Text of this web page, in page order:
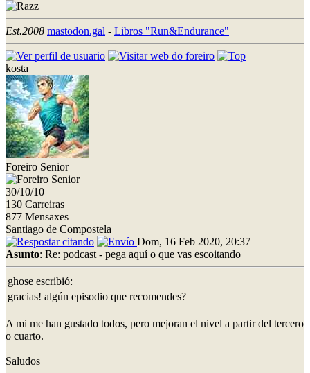
Est.2008 mastodon.gal - Libros "Run&Endurance"
kosta
Foreiro Senior
30/10/10
130 Carreiras
877 Mensaxes
Santiago de Compostela
Dom, 16 Feb 2020, 20:37
Asunto: Re: podcast - pega aquí o que vas escoitando
ghose escribió:
gracias! algún episodio que recomendes?
A mi me han gustado todos, pero mejoran el nivel a partir del tercero
o cuarto.
Saludos